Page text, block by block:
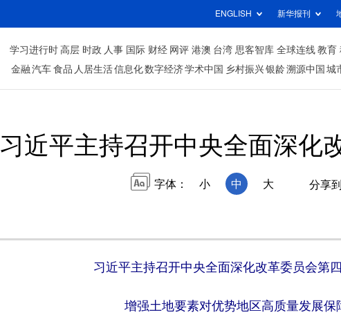
ENGLISH 新华报刊
学习进行时 高层 时政 人事 国际 财经 网评 港澳 台湾 思客智库 全球连线 教育
金融 汽车 食品 人居生活信息化数字经济学术中国 乡村振兴银龄溯源中国 城
习近平主持召开中央全面深化
字体： 小 中 大 分享到
习近平主持召开中央全面深化改革委员会第
增强土地要素对优势地区高质量发展保